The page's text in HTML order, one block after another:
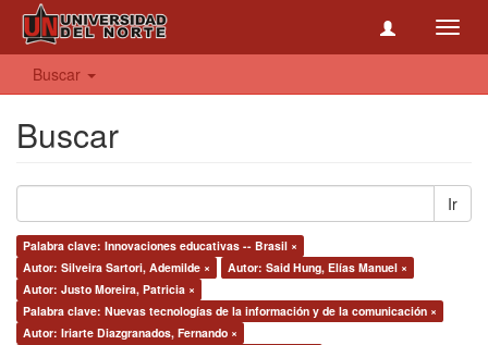
Buscar
Buscar
Ir
Palabra clave: Innovaciones educativas -- Brasil ×
Autor: Silveira Sartori, Ademilde ×
Autor: Said Hung, Elías Manuel ×
Autor: Justo Moreira, Patricia ×
Palabra clave: Nuevas tecnologías de la información y de la comunicación ×
Autor: Iriarte Diazgranados, Fernando ×